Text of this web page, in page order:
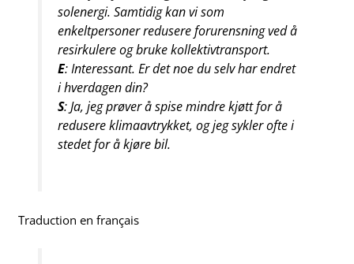
solenergi. Samtidig kan vi som
enkeltpersoner redusere forurensning ved å
resirkulere og bruke kollektivtransport.
E: Interessant. Er det noe du selv har endret
i hverdagen din?
S: Ja, jeg prøver å spise mindre kjøtt for å
redusere klimaavtrykket, og jeg sykler ofte i
stedet for å kjøre bil.
Traduction en français